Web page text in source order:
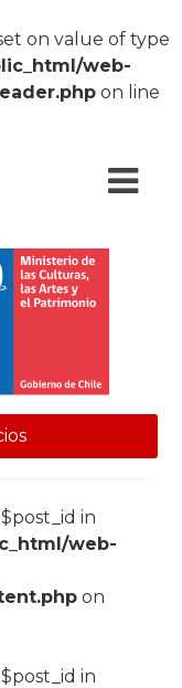
on value of type
web-
on line
in
web-
on
in